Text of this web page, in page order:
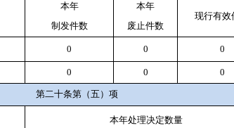
本年
制 发件数
本年
废止件数
现行有效
0 0 0
0 0 0
第二十条第（五）项
本年处理决定数量